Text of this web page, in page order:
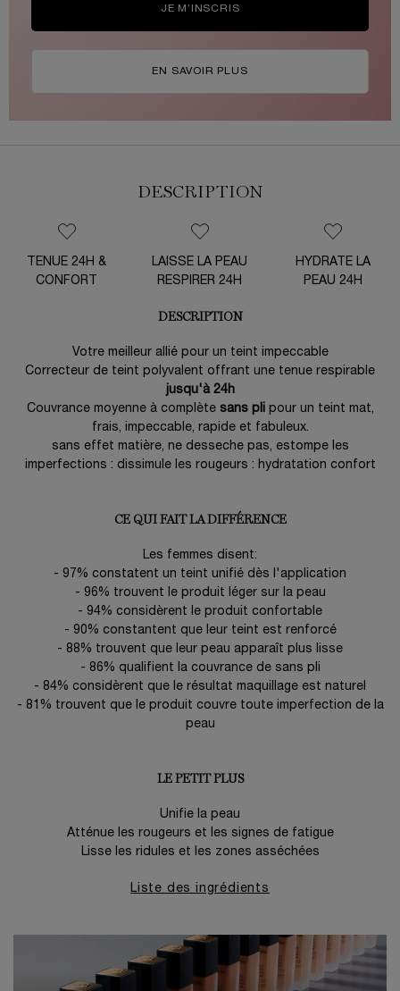
JE M’INSCRIS
EN SAVOIR PLUS
DESCRIPTION
TENUE 24H &
CONFORT
LAISSE LA PEAU
RESPIRER 24H
HYDRATE LA
PEAU 24H
DESCRIPTION
Votre meilleur allié pour un teint impeccable
Correcteur de teint polyvalent offrant une tenue respirable
jusqu'à 24h
Couvrance moyenne à complète sans plipour un teint mat,
frais, impeccable, rapide et fabuleux.
sans effet matière, ne desseche pas, estompe les
imperfections : dissimule les rougeurs : hydratation confort
CE QUI FAIT LA DIFFÉRENCE
Les femmes disent:
- 97% constatent un teint unifié dès l'application
- 96% trouvent le produit léger sur la peau
- 94% considèrent le produit confortable
- 90% constantent que leur teint est renforcé
- 88% trouvent que leur peau apparaît plus lisse
- 86% qualifient la couvrance de sans pli
- 84% considèrent que le résultat maquillage est naturel
- 81% trouvent que le produit couvre toute imperfection de la
peau
LE PETIT PLUS
Unifie la peau
Atténue les rougeurs et les signes de fatigue
Lisse les ridules et les zones asséchées
Liste des ingrédients